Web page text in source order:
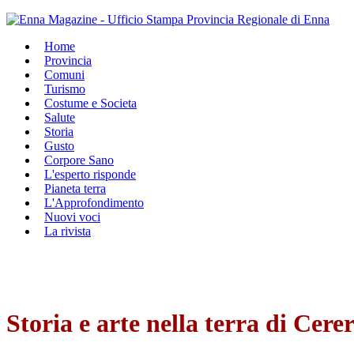
Home
Provincia
Comuni
Turismo
Costume e Societa
Salute
Storia
Gusto
Corpore Sano
L'esperto risponde
Pianeta terra
L'Approfondimento
Nuovi voci
La rivista
Storia e arte nella terra di